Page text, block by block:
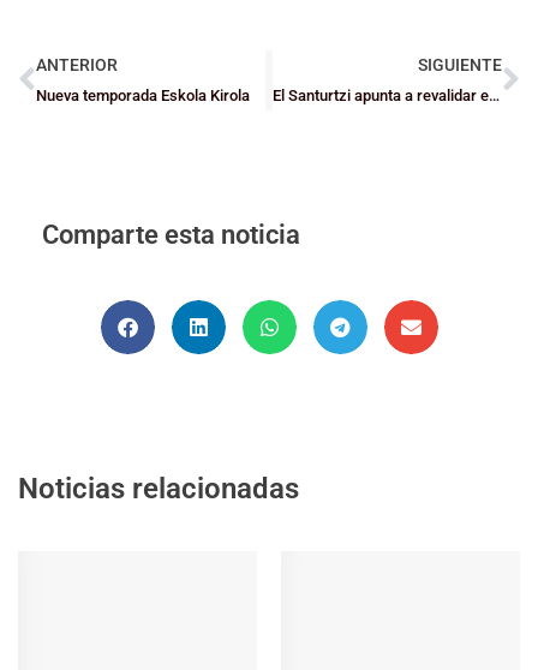
ANTERIOR
Nueva temporada Eskola Kirola
SIGUIENTE
El Santurtzi apunta a revalidar el título de la Euskal Kopa de EBA
Comparte esta noticia
Noticias relacionadas